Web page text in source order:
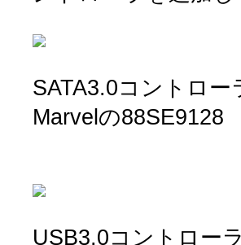
SATA3.0コントロ
Marvelの88SE9128
USB3.0コントロー